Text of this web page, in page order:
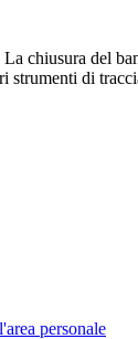
chiusura del
strumenti di
personale